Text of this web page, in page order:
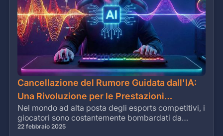
Cancellazione del Rumore Guidata dall'IA:
Una Rivoluzione per le Prestazioni
Cognitive negli Esports
Nel mondo ad alta posta degli esports competitivi, i
giocatori sono costantemente bombardati da
rumori di sottofondo, dalle voci
22 febbraio 2025